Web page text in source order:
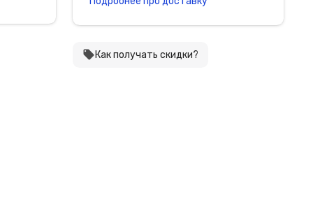
local_offerКак получать скидки?